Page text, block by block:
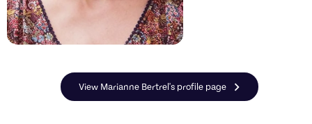
View Marianne Bertrel's profile page